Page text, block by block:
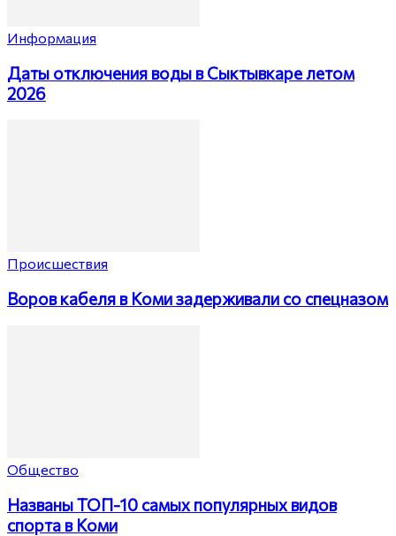
Информация
Даты отключения воды в Сыктывкаре летом
2026
Происшествия
Воров кабеля в Коми задерживали со спецназом
Общество
Названы ТОП-10 самых популярных видов
спорта в Коми